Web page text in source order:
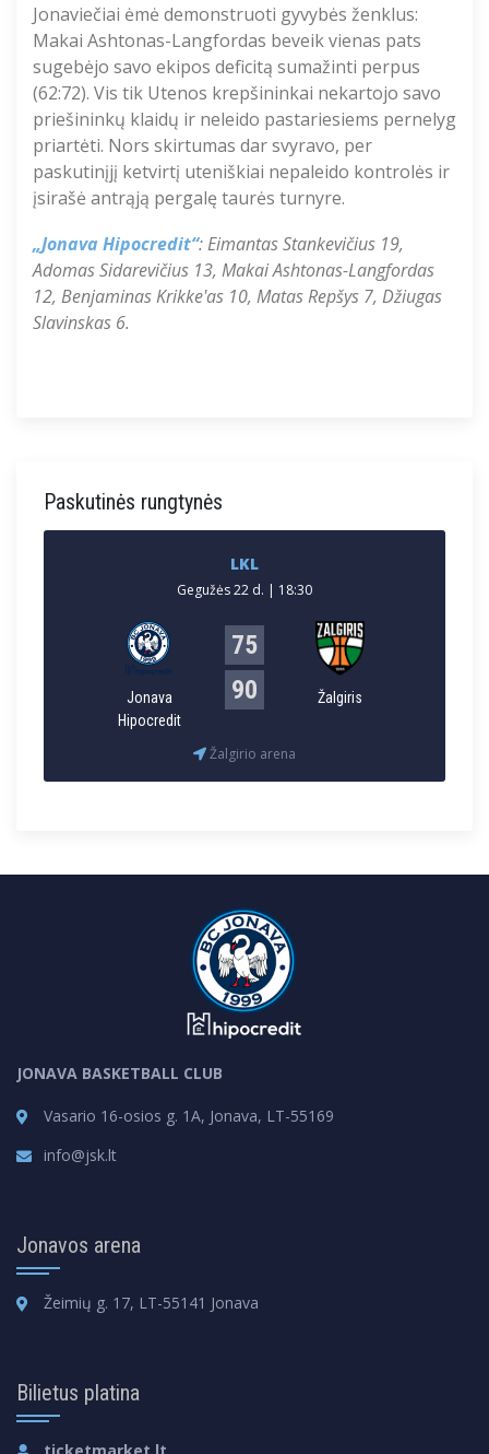
Jonaviečiai ėmė demonstruoti gyvybės ženklus:
Makai Ashtonas-Langfordas beveik vienas pats
sugebėjo savo ekipos deficitą sumažinti perpus
(62:72). Vis tik Utenos krepšininkai nekartojo savo
priešininkų klaidų ir neleido pastariesiems pernelyg
priartėti. Nors skirtumas dar svyravo, per
paskutinįjį ketvirtį uteniškiai nepaleido kontrolės ir
įsirašė antrąją pergalę taurės turnyre.
„Jonava Hipocredit“: Eimantas Stankevičius 19,
Adomas Sidarevičius 13, Makai Ashtonas-Langfordas
12, Benjaminas Krikke'as 10, Matas Repšys 7, Džiugas
Slavinskas 6.
Paskutinės rungtynės
LKL
Gegužės 22 d. | 18:30
Jonava
Hipocredit
75
90
Žalgiris
Žalgirio arena
JONAVA BASKETBALL CLUB
Vasario 16-osios g. 1A, Jonava, LT-55169
info@jsk.lt
Jonavos arena
Žeimių g. 17, LT-55141 Jonava
Bilietus platina
ticketmarket.lt